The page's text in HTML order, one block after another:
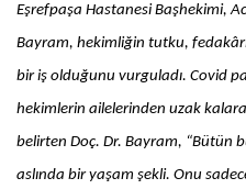
Eşrefpaşa Hastanesi Başhekimi,
Bayram, hekimliğin tutku,
bir iş olduğunu vurguladı. Covid
hekimlerin ailelerinden uzak
belirten Doç. Dr. Bayram, “Bütün
aslında bir yaşam şekli. Onu